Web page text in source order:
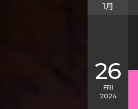
1月
26
FRI
2024